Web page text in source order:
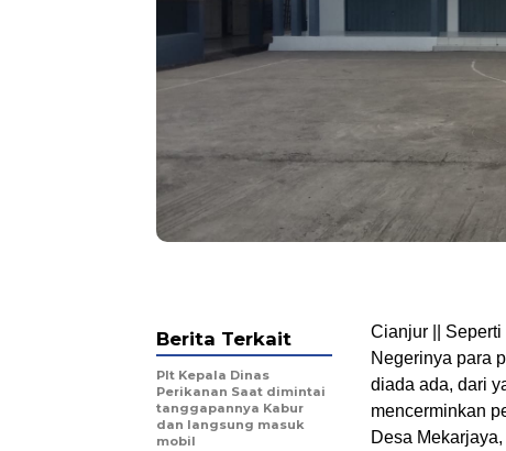
Cianjur ||
Negerinya para
diada ada, dari
mencerminkan
Desa
Berita Terkait
Plt Kepala Dinas
Perikanan Saat dimintai
tanggapannya Kabur
dan langsung masuk
mobil